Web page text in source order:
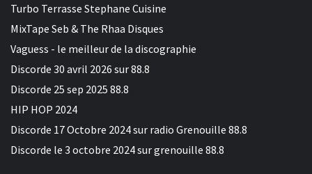
Turbo Terrasse Stephane Cuisine
MixTape Seb & The Rhaa Disques
Vaguess - le meilleur de la discographie
Discorde 30 avril 2026 sur 88.8
Discorde 25 sep 2025 88.8
HIP HOP 2024
Discorde 17 Octobre 2024 sur radio Grenouille 88.8
Discorde le 3 octobre 2024 sur grenouille 88.8